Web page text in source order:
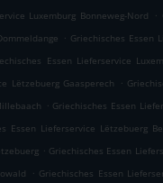
Luxemburg Bonneweg-Nord .
. Griechisches Essen
Essen Lieferservice
Lëtzebuerg Gaasperech .
. Griechisches Essen
Essen Lieferservice Lëtzebuerg
. Griechisches Essen
. Griechisches Essen